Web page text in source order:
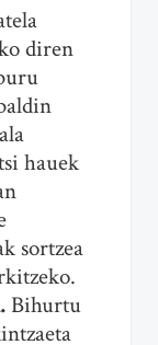
diren
hauek
sortzea
Bihurtu